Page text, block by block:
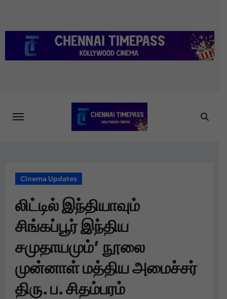
content
Cinema Updates
லிட்டில் இந்தியாவும்
சிங்கப்பூர் இந்திய
சமுதாயமும்’ நூலை
முன்னாள் மத்திய அமைச்சர்
திரு. ப. சிதம்பரம்